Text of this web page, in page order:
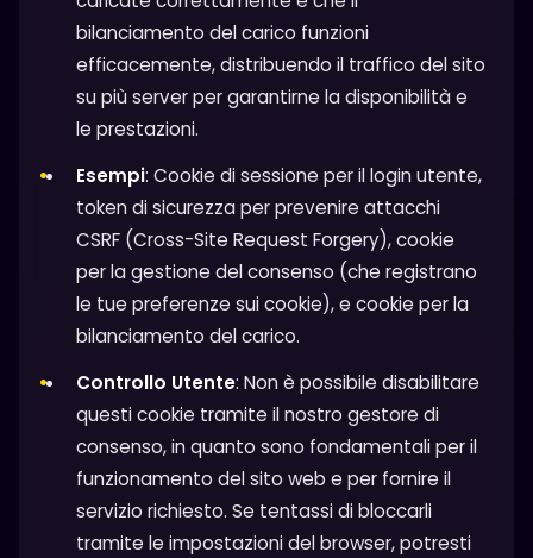
bilanciamento del carico funzioni
efficacemente, distribuendo il traffico del sito
su più server per garantirne la disponibilità e
le prestazioni.
Esempi: Cookie di sessione per il login utente,
token di sicurezza per prevenire attacchi
CSRF (Cross-Site Request Forgery), cookie
per la gestione del consenso (che registrano
le tue preferenze sui cookie), e cookie per la
bilanciamento del carico.
Controllo Utente: Non è possibile disabilitare
questi cookie tramite il nostro gestore di
consenso, in quanto sono fondamentali per il
funzionamento del sito web e per fornire il
servizio richiesto. Se tentassi di bloccarli
tramite le impostazioni del browser, potresti